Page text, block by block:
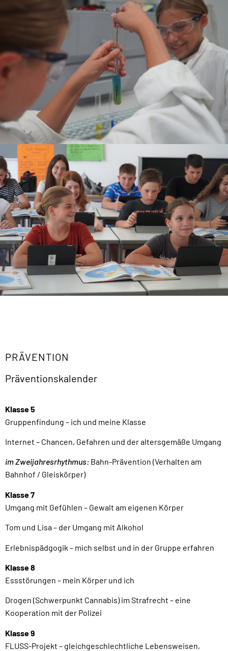
PRÄVENTION
Präventionskalender
Klasse 5
Gruppenfindung – ich und meine Klasse
Internet – Chancen, Gefahren und der altersgemäße Umgang
im Zweijahresrhythmus: Bahn-Prävention (Verhalten am
Bahnhof / Gleiskörper)
Klasse 7
Umgang mit Gefühlen – Gewalt am eigenen Körper
Tom und Lisa – der Umgang mit Alkohol
Erlebnispädgogik – mich selbst und in der Gruppe erfahren
Klasse 8
Essstörungen – mein Körper und ich
Drogen (Schwerpunkt Cannabis) im Strafrecht – eine
Kooperation mit der Polizei
Klasse 9
FLUSS-Projekt – gleichgeschlechtliche Lebensweisen,